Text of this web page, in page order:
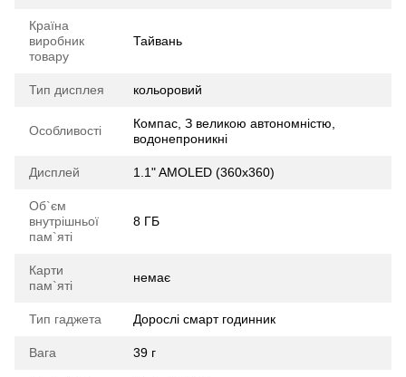
Країна
виробник
товару
Тайвань
Тип дисплея кольоровий
Особливості
Компас, З великою автономністю,
водонепроникні
Дисплей 1.1" AMOLED (360x360)
Об`єм
внутрішньої
пам`яті
8 ГБ
Карти
пам`яті
немає
Тип гаджета Дорослі смарт годинник
Вага 39 г